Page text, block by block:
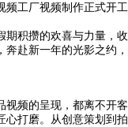
频工厂视频制作正式开工
期积攒的欢喜与力量，收
赴新一年的光影之约，
视频的呈现，都离不开客
心打磨。从创意策划到拍